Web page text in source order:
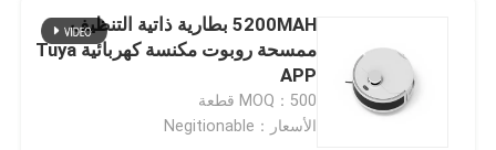
5200MAH بطارية ذاتية التنظيف
ممسحة روبوت مكنسة كهربائية Tuya
APP
MOQ：500 قطعة
الأسعار：Negitionable